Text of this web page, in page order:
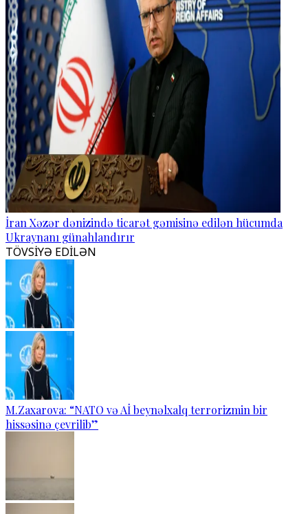
İran Xəzər dənizində ticarət gəmisinə edilən hücumda
Ukraynanı günahlandırır
TÖVSİYƏ EDİLƏN
M.Zaxarova: “NATO və Aİ beynəlxalq terrorizmin bir
hissəsinə çevrilib”